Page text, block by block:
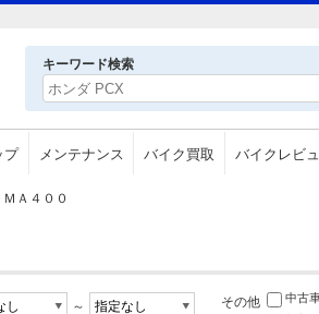
キーワード検索
プ メンテナンス バイク買取 バイクレビ
ＭＡ４００
～
その他 中古